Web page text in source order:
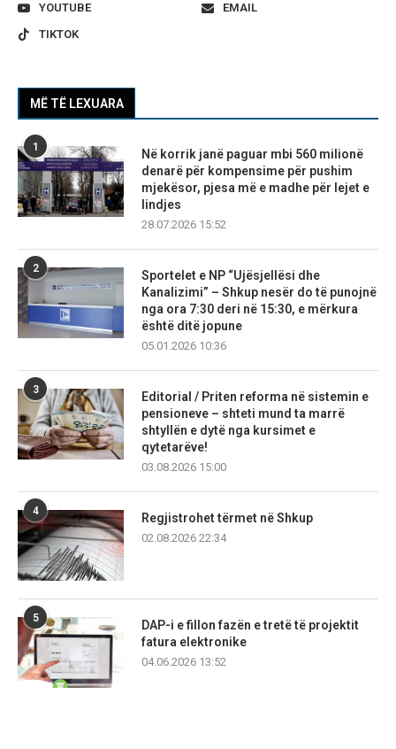
YOUTUBE
EMAIL
TIKTOK
MË TË LEXUARA
1
Në korrik janë paguar mbi 560 milionë
denarë për kompensime për pushim
mjekësor, pjesa më e madhe për lejet e
lindjes
28.07.2026 15:52
2
Sportelet e NP “Ujësjellësi dhe
Kanalizimi” – Shkup nesër do të punojnë
nga ora 7:30 deri në 15:30, e mërkura
është ditë jopune
05.01.2026 10:36
3
Editorial / Priten reforma në sistemin e
pensioneve – shteti mund ta marrë
shtyllën e dytë nga kursimet e
qytetarëve!
03.08.2026 15:00
4
Regjistrohet tërmet në Shkup
02.08.2026 22:34
5
DAP-i e fillon fazën e tretë të projektit
fatura elektronike
04.06.2026 13:52